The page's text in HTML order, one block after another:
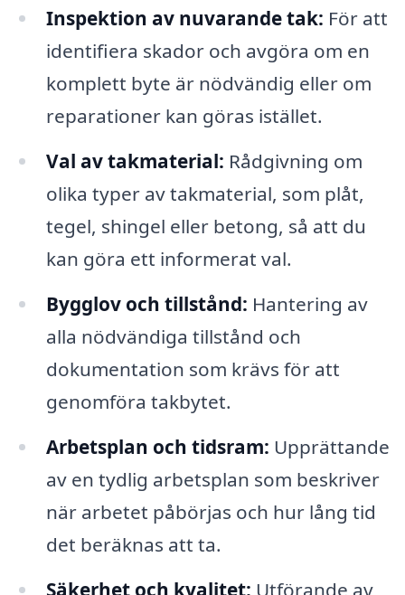
Inspektion av nuvarande tak: För att
identifiera skador och avgöra om en
komplett byte är nödvändig eller om
reparationer kan göras istället.
Val av takmaterial: Rådgivning om
olika typer av takmaterial, som plåt,
tegel, shingel eller betong, så att du
kan göra ett informerat val.
Bygglov och tillstånd: Hantering av
alla nödvändiga tillstånd och
dokumentation som krävs för att
genomföra takbytet.
Arbetsplan och tidsram: Upprättande
av en tydlig arbetsplan som beskriver
när arbetet påbörjas och hur lång tid
det beräknas att ta.
Säkerhet och kvalitet: Utförande av